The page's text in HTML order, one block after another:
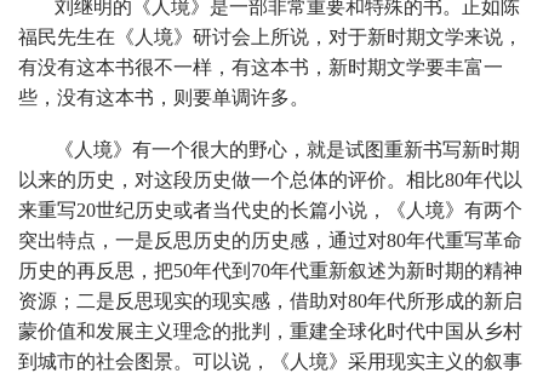
刘继明的《人境》是一部非常重要和特殊的书。正如陈
福民先生在《人境》研讨会上所说，对于新时期文学来说，
有没有这本书很不一样，有这本书，新时期文学要丰富一
些，没有这本书，则要单调许多。
《人境》有一个很大的野心，就是试图重新书写新时期
以来的历史，对这段历史做一个总体的评价。相比80年代以
来重写20世纪历史或者当代史的长篇小说，《人境》有两个
突出特点，一是反思历史的历史感，通过对80年代重写革命
历史的再反思，把50年代到70年代重新叙述为新时期的精神
资源；二是反思现实的现实感，借助对80年代所形成的新启
蒙价值和发展主义理念的批判，重建全球化时代中国从乡村
到城市的社会图景。可以说，《人境》采用现实主义的叙事